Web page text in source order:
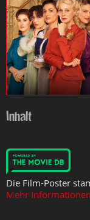
Inhalt
Die Film-Poster
Mehr